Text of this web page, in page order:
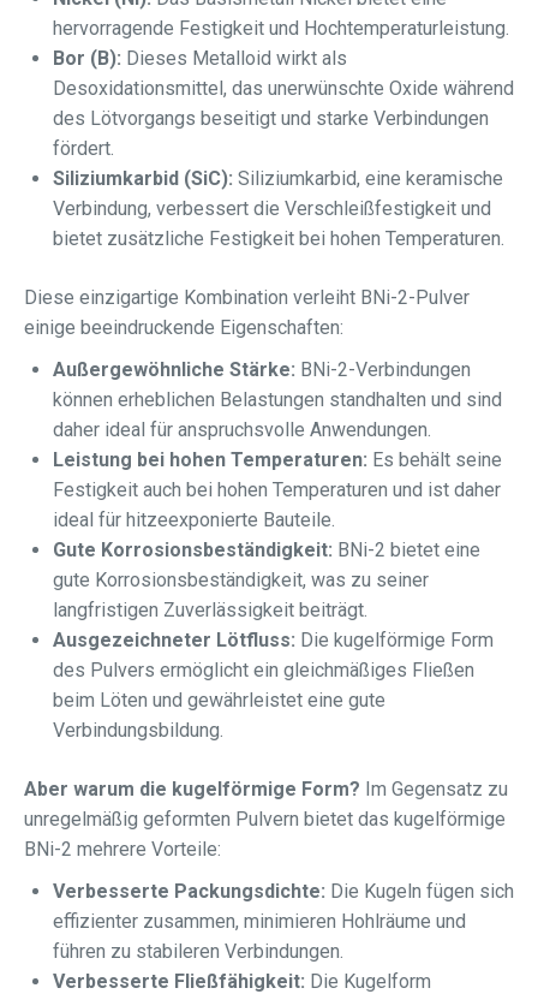
hervorragende Festigkeit und Hochtemperaturleistung.
Bor (B): Dieses Metalloid wirkt als
Desoxidationsmittel, das unerwünschte Oxide während
des Lötvorgangs beseitigt und starke Verbindungen
fördert.
Siliziumkarbid (SiC): Siliziumkarbid, eine keramische
Verbindung, verbessert die Verschleißfestigkeit und
bietet zusätzliche Festigkeit bei hohen Temperaturen.
Diese einzigartige Kombination verleiht BNi-2-Pulver
einige beeindruckende Eigenschaften:
Außergewöhnliche Stärke: BNi-2-Verbindungen
können erheblichen Belastungen standhalten und sind
daher ideal für anspruchsvolle Anwendungen.
Leistung bei hohen Temperaturen: Es behält seine
Festigkeit auch bei hohen Temperaturen und ist daher
ideal für hitzeexponierte Bauteile.
Gute Korrosionsbeständigkeit: BNi-2 bietet eine
gute Korrosionsbeständigkeit, was zu seiner
langfristigen Zuverlässigkeit beiträgt.
Ausgezeichneter Lötfluss: Die kugelförmige Form
des Pulvers ermöglicht ein gleichmäßiges Fließen
beim Löten und gewährleistet eine gute
Verbindungsbildung.
Aber warum die kugelförmige Form? Im Gegensatz zu
unregelmäßig geformten Pulvern bietet das kugelförmige
BNi-2 mehrere Vorteile:
Verbesserte Packungsdichte: Die Kugeln fügen sich
effizienter zusammen, minimieren Hohlräume und
führen zu stabileren Verbindungen.
Verbesserte Fließfähigkeit: Die Kugelform